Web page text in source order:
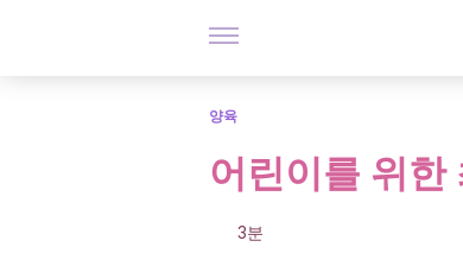
양육
어린이를 위한
3분